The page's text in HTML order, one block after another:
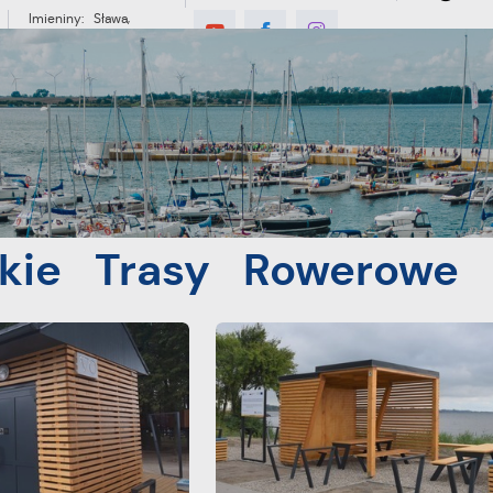
Imieniny: Sława,
Jakub, Stefan
MIESZKANIEC TURYSTYKA
Trasy Rowerowe